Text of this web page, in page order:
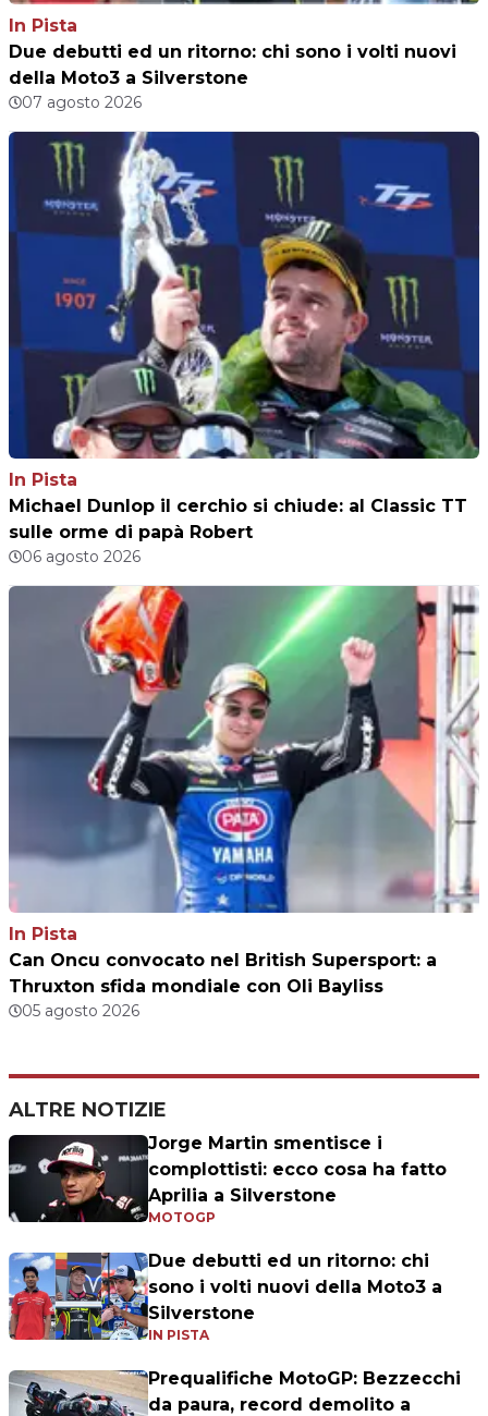
In Pista
Due debutti ed un ritorno: chi sono i volti nuovi
della Moto3 a Silverstone
07 agosto 2026
In Pista
Michael Dunlop il cerchio si chiude: al Classic TT
sulle orme di papà Robert
06 agosto 2026
In Pista
Can Oncu convocato nel British Supersport: a
Thruxton sfida mondiale con Oli Bayliss
05 agosto 2026
ALTRE NOTIZIE
Jorge Martin smentisce i
complottisti: ecco cosa ha fatto
Aprilia a Silverstone
MOTOGP
Due debutti ed un ritorno: chi
sono i volti nuovi della Moto3 a
Silverstone
IN PISTA
Prequalifiche MotoGP: Bezzecchi
da paura, record demolito a